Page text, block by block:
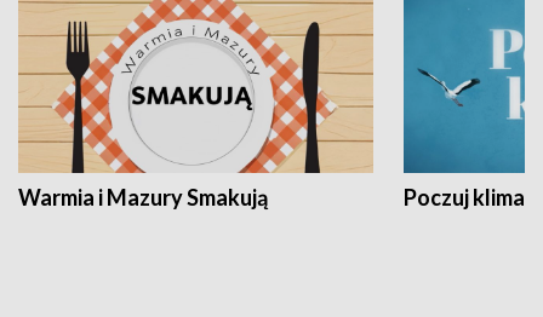
Warmia i Mazury Smakują Poczuj klimat